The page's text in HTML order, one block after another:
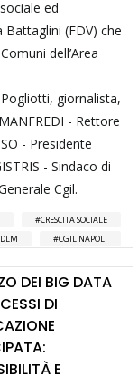
ed
Battaglini (FDV) che
dell’Area
giornalista,
- Rettore
- Presidente
- Sindaco di
Cgil.
CRESCITA SOCIALE
CGIL NAPOLI
DEI BIG DATA
DI
E